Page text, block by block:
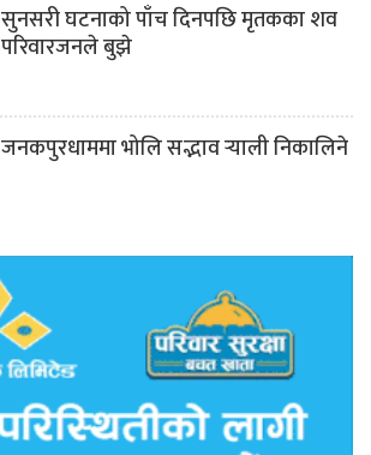
सुनसरी घटनाको पाँच दिनपछि मृतकका शव
परिवारजनले बुझे
जनकपुरधाममा भोलि सद्भाव र्‍याली निकालिने